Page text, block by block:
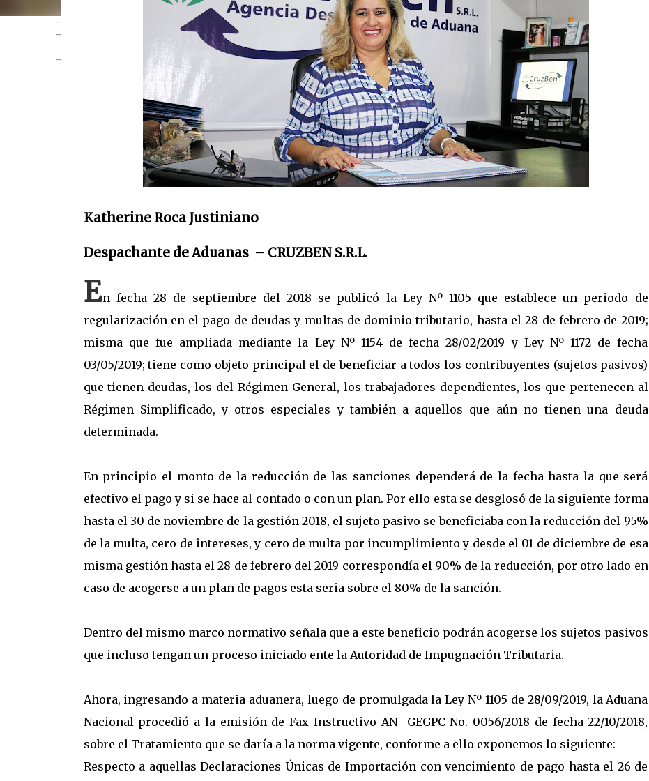
PUBLICACIONES CRDA SC "BLOG"
Katherine Roca Justiniano
Despachante de Aduanas – CRUZBEN S.R.L.
En fecha 28 de septiembre del 2018 se publicó la Ley Nº 1105 que establece un periodo de
regularización en el pago de deudas y multas de dominio tributario, hasta el 28 de febrero de 2019;
misma que fue ampliada mediante la Ley Nº 1154 de fecha 28/02/2019 y Ley Nº 1172 de fecha
03/05/2019; tiene como objeto principal el de beneficiar a todos los contribuyentes (sujetos pasivos)
que tienen deudas, los del Régimen General, los trabajadores dependientes, los que pertenecen al
Régimen Simplificado, y otros especiales y también a aquellos que aún no tienen una deuda
determinada.
En principio el monto de la reducción de las sanciones dependerá de la fecha hasta la que será
efectivo el pago y si se hace al contado o con un plan. Por ello esta se desglosó de la siguiente forma
hasta el 30 de noviembre de la gestión 2018, el sujeto pasivo se beneficiaba con la reducción del 95%
de la multa, cero de intereses, y cero de multa por incumplimiento y desde el 01 de diciembre de esa
misma gestión hasta el 28 de febrero del 2019 correspondía el 90% de la reducción, por otro lado en
caso de acogerse a un plan de pagos esta seria sobre el 80% de la sanción.
Dentro del mismo marco normativo señala que a este beneficio podrán acogerse los sujetos pasivos
que incluso tengan un proceso iniciado ente la Autoridad de Impugnación Tributaria.
Ahora, ingresando a materia aduanera, luego de promulgada la Ley Nº 1105 de 28/09/2019, la Aduana
Nacional procedió a la emisión de Fax Instructivo AN- GEGPC No. 0056/2018 de fecha 22/10/2018,
sobre el Tratamiento que se daría a la norma vigente, conforme a ello exponemos lo siguiente:
Respecto a aquellas Declaraciones Únicas de Importación con vencimiento de pago hasta el 26 de